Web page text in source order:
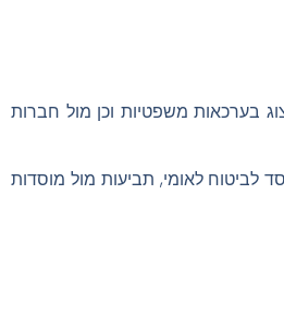
בערכאות משפטיות וכן מול חברות
לביטוח לאומי, תביעות מול מוסדות